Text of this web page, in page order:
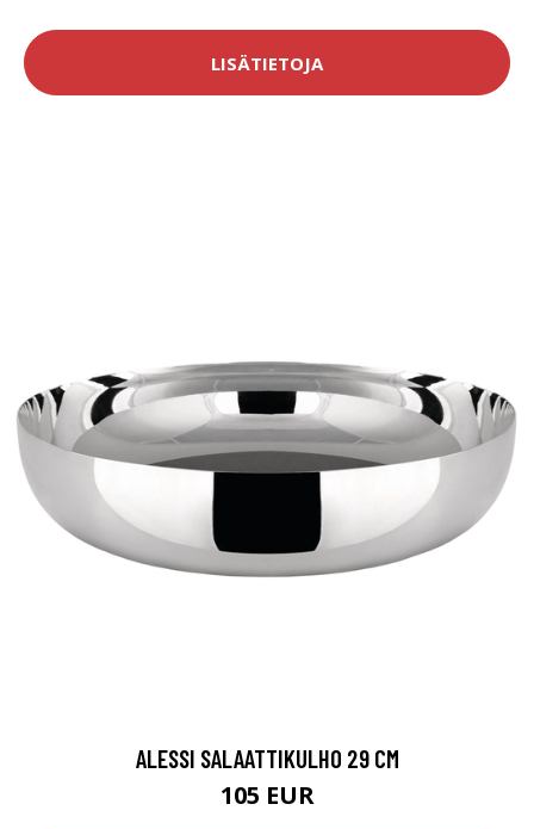
LISÄTIETOJA
ALESSI SALAATTIKULHO 29 CM
105 EUR